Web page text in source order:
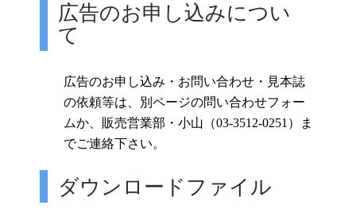
広告のお申し込みについ
て
広告のお申し込み・お問い合わせ・見本誌
の依頼等は、別ページの問い合わせフォー
ムか、 販売営業部・小山（03-3512-0251）ま
でご連絡下さい。
ダウンロードファイル